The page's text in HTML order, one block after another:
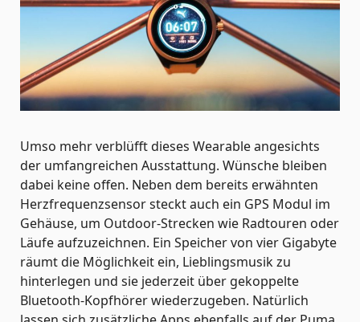
Umso mehr verblüfft dieses Wearable angesichts
der umfangreichen Ausstattung. Wünsche bleiben
dabei keine offen. Neben dem bereits erwähnten
Herzfrequenzsensor steckt auch ein GPS Modul im
Gehäuse, um Outdoor-Strecken wie Radtouren oder
Läufe aufzuzeichnen. Ein Speicher von vier Gigabyte
räumt die Möglichkeit ein, Lieblingsmusik zu
hinterlegen und sie jederzeit über gekoppelte
Bluetooth-Kopfhörer wiederzugeben. Natürlich